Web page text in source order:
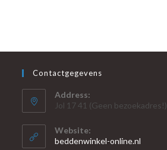
Contactgegevens
Address:
Jol 17 41 (Geen bezoekadres!)
Website:
beddenwinkel-online.nl